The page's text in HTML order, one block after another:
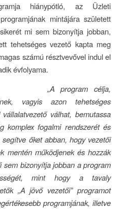
hiánypótló, az Üzleti
mintájára született
mi sem bizonyítja jobban,
tehetséges vezető kapta meg
számú résztvevővel indul el
évfolyama.
„A program célja,
vagyis azon tehetséges
válhat, bemutassa
komplex fogalmi rendszerét és
őket abban, hogy vezetői
mentén működjenek és hozzák
sem bizonyítja jobban a program
mint hogy a tavaly
„A jövő vezetői” programot
programjának, illetve